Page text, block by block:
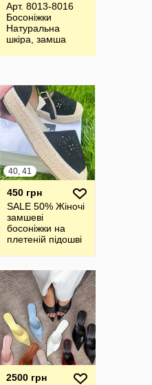
Арт. 8013-8016
Босоніжки
Натуральна
шкіра, замша
40, 41
450 грн
SALE 50% Жіночі
замшеві
босоніжки на
плетеній підошві
2500 грн